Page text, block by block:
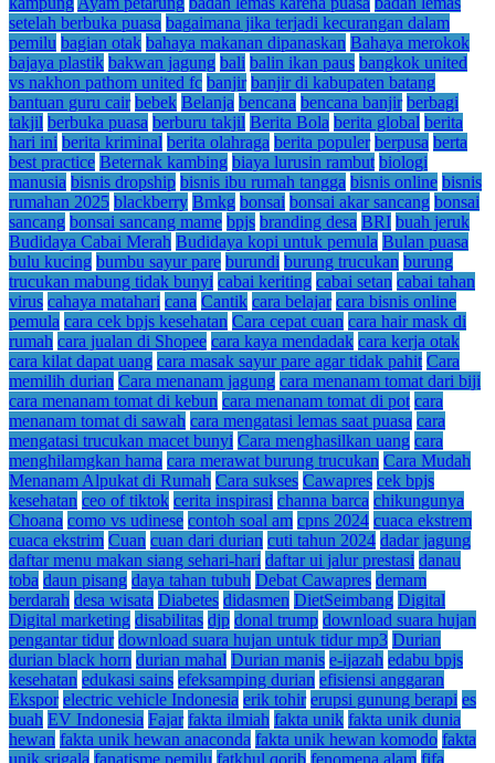
setelah berbuka puasa bagaimana jika terjadi kecurangan dalam
pemilu bagian otak bahaya makanan dipanaskan Bahaya merokok
bajaya plastik bakwan jagung bali balin ikan paus bangkok united
vs nakhon pathom united fc banjir banjir di kabupaten batang
bantuan guru cair bebek Belanja bencana bencana banjir berbagi
takjil berbuka puasa berburu takjil Berita Bola berita global berita
hari ini berita kriminal berita olahraga berita populer berpusa berta
best practice Beternak kambing biaya lurusin rambut biologi
manusia bisnis dropship bisnis ibu rumah tangga bisnis online bisnis
rumahan 2025 blackberry Bmkg bonsai bonsai akar sancang bonsai
sancang bonsai sancang mame bpjs branding desa BRI buah jeruk
Budidaya Cabai Merah Budidaya kopi untuk pemula Bulan puasa
bulu kucing bumbu sayur pare burundi burung trucukan burung
trucukan mabung tidak bunyi cabai keriting cabai setan cabai tahan
virus cahaya matahari cana Cantik cara belajar cara bisnis online
pemula cara cek bpjs kesehatan Cara cepat cuan cara hair mask di
rumah cara jualan di Shopee cara kaya mendadak cara kerja otak
cara kilat dapat uang cara masak sayur pare agar tidak pahit Cara
memilih durian Cara menanam jagung cara menanam tomat dari biji
cara menanam tomat di kebun cara menanam tomat di pot cara
menanam tomat di sawah cara mengatasi lemas saat puasa cara
mengatasi trucukan macet bunyi Cara menghasilkan uang cara
menghilamgkan hama cara merawat burung trucukan Cara Mudah
Menanam Alpukat di Rumah Cara sukses Cawapres cek bpjs
kesehatan ceo of tiktok cerita inspirasi channa barca chikungunya
Choana como vs udinese contoh soal am cpns 2024 cuaca ekstrem
cuaca ekstrim Cuan cuan dari durian cuti tahun 2024 dadar jagung
daftar menu makan siang sehari-hari daftar ui jalur prestasi danau
toba daun pisang daya tahan tubuh Debat Cawapres demam
berdarah desa wisata Diabetes didasmen DietSeimbang Digital
Digital marketing disabilitas djp donal trump download suara hujan
pengantar tidur download suara hujan untuk tidur mp3 Durian
durian black horn durian mahal Durian manis e-ijazah edabu bpjs
kesehatan edukasi sains efeksamping durian efisiensi anggaran
Ekspor electric vehicle Indonesia erik tohir erupsi gunung berapi es
buah EV Indonesia Fajar fakta ilmiah fakta unik fakta unik dunia
hewan fakta unik hewan anaconda fakta unik hewan komodo fakta